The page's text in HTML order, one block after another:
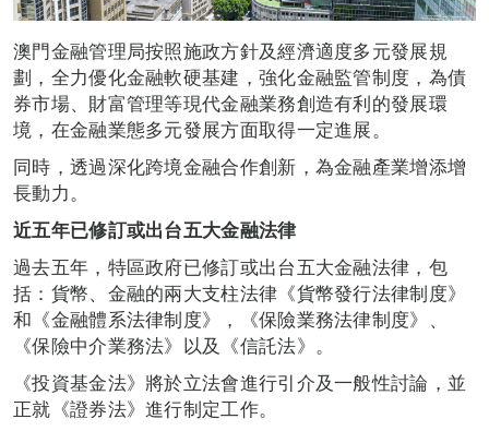
澳門金融管理局按照施政方針及經濟適度多元發展規
劃，全力優化金融軟硬基建，強化金融監管制度，為債
券市場、財富管理等現代金融業務創造有利的發展環
境，在金融業態多元發展方面取得一定進展。
同時，透過深化跨境金融合作創新，為金融產業增添增
長動力。
近五年已修訂或出台五大金融法律
過去五年，特區政府已修訂或出台五大金融法律，包
括：貨幣、金融的兩大支柱法律《貨幣發行法律制度》
和《金融體系法律制度》，《保險業務法律制度》、
《保險中介業務法》以及《信託法》。
《投資基金法》將於立法會進行引介及一般性討論，並
正就《證券法》進行制定工作。